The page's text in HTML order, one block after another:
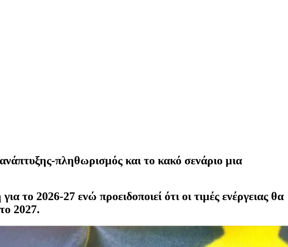
πληθωρισμός και το κακό σενάριο μια
το 2026-27 ενώ προειδοποιεί ότι οι τιμές ενέργειας θα
2027.